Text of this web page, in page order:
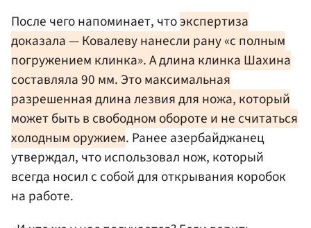
После чего напоминает, чтоэкспертиза
доказала — Ковалеву нанесли рану «с полным
погружением клинка». А длина клинка Шахина
составляла 90 мм. Это максимальная
разрешенная длина лезвия для ножа, который
может быть в свободном обороте и не считаться
холодным оружием. Ранее азербайджанец
утверждал, что использовал нож, который
всегда носил с собой для открывания коробок
на работе.